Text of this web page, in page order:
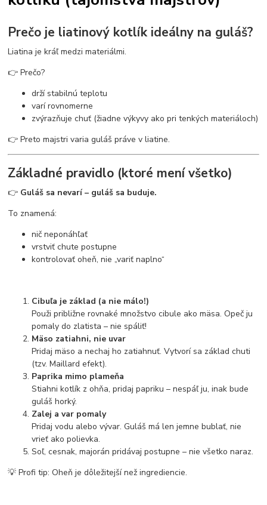
Prečo je liatinový kotlík ideálny na guláš?
Liatina je kráľ medzi materiálmi.
👉 Prečo?
drží stabilnú teplotu
varí rovnomerne
zvýrazňuje chuť (žiadne výkyvy ako pri tenkých materiáloch)
👉 Preto majstri varia guláš práve v liatine.
Základné pravidlo (ktoré mení všetko)
👉 Guláš sa nevarí – guláš sa buduje.
To znamená:
nič neponáhľať
vrstviť chute postupne
kontrolovať oheň, nie „variť naplno“
Cibuľa je základ (a nie málo!)
Použi približne rovnaké množstvo cibule ako mäsa. Opeč ju
pomaly do zlatista – nie spáliť!
Mäso zatiahni, nie uvar
Pridaj mäso a nechaj ho zatiahnuť. Vytvorí sa základ chuti
(tzv. Maillard efekt).
Paprika mimo plameňa
Stiahni kotlík z ohňa, pridaj papriku – nespáľ ju, inak bude
guláš horký.
Zalej a var pomaly
Pridaj vodu alebo vývar. Guláš má len jemne bublať, nie
vrieť ako polievka.
Soľ, cesnak, majorán pridávaj postupne – nie všetko naraz.
💡 Profi tip: Oheň je dôležitejší než ingrediencie.